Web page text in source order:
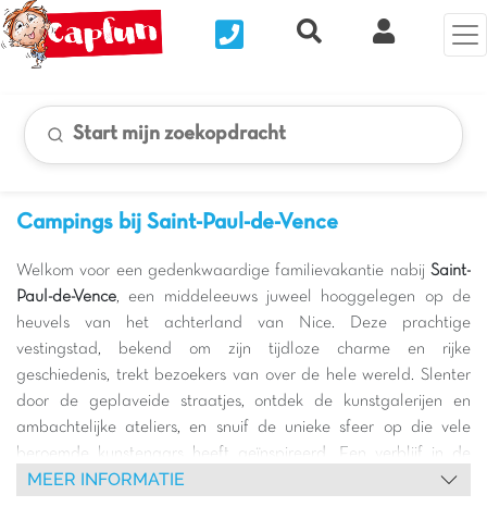
Nous contacterRecherche rapide
Mijn Clix
Start mijn zoekopdracht
Campings bij Saint-Paul-de-Vence
Welkom voor een gedenkwaardige familievakantie nabij Saint-
Paul-de-Vence, een middeleeuws juweel hooggelegen op de
heuvels van het achterland van Nice. Deze prachtige
vestingstad, bekend om zijn tijdloze charme en rijke
geschiedenis, trekt bezoekers van over de hele wereld. Slenter
door de geplaveide straatjes, ontdek de kunstgalerijen en
ambachtelijke ateliers, en snuif de unieke sfeer op die vele
beroemde kunstenaars heeft geïnspireerd. Een verblijf in de
buurt van Saint-Paul-de-Vence biedt u de gelegenheid om
MEER INFORMATIE